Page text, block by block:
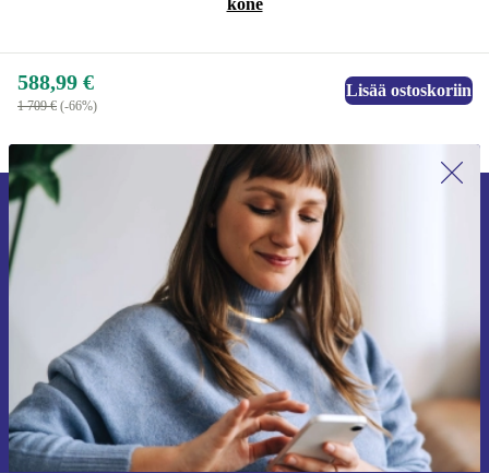
kone
588,99 €
1 709 € (-66%)
Lisää ostoskoriin
Liity ensimmäistä kertaa uutiskirjeen
tilaajaksi ja säästä 15 €!
Älä missaa enää yhtäkään tarjousta.
Pyydä etukuponki
Lisätietoja henkilötietojen käytöstä löydättietosuojaselosteestamme.